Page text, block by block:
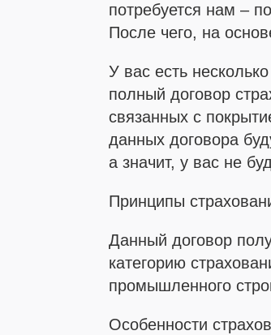
потребуется нам –
После чего, на
У вас есть
полный договор
связанных с
данных договора
а значит, у вас не
Принципы
Данный договор
категорию
промышленного
Особенности